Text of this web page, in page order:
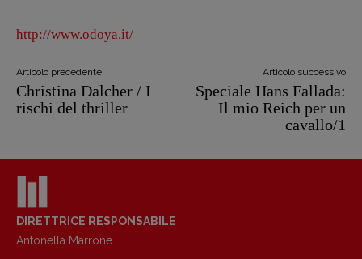
http://www.odoya.it/
Articolo precedente
Christina Dalcher / I
rischi del thriller
Articolo successivo
Speciale Hans Fallada:
Il mio Reich per un
cavallo/1
DIRETTRICE RESPONSABILE
Antonella Marrone